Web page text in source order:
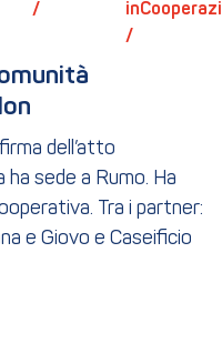
/
/
dell’atto
sede a Rumo. Ha
Tra i partner:
e Giovo e Caseificio